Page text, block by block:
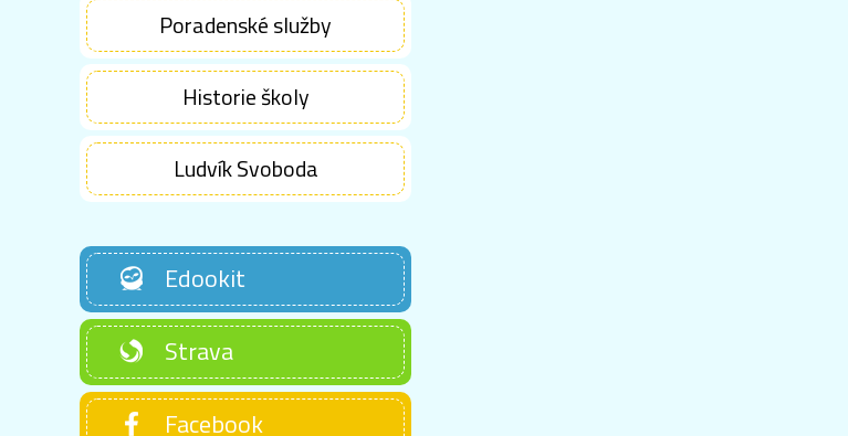
Poradenské služby
Historie školy
Ludvík Svoboda
Edookit
Strava
Facebook